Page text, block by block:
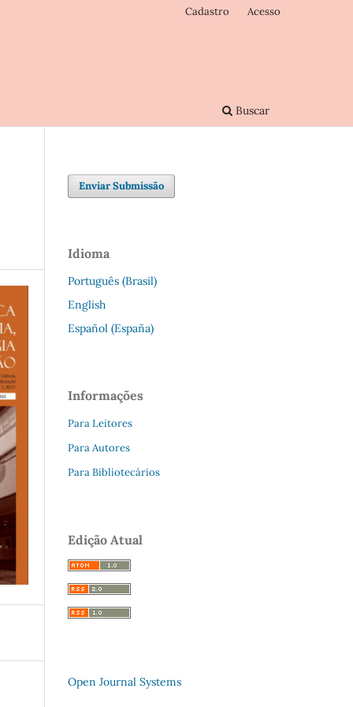
Buscar
Cadastro Acesso
Enviar Submissão
Idioma
Português (Brasil)
English
Español (España)
Informações
Para Leitores
Para Autores
Para Bibliotecários
Edição Atual
Open Journal Systems